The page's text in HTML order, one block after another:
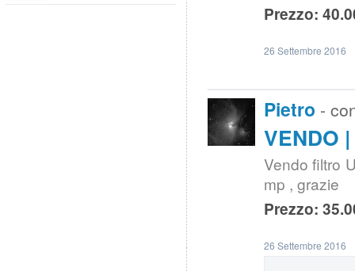
Prezzo:
26 Settembre 2016
Pietro -
VENDO
Vendo filtro
mp , grazie
Prezzo:
26 Settembre 2016